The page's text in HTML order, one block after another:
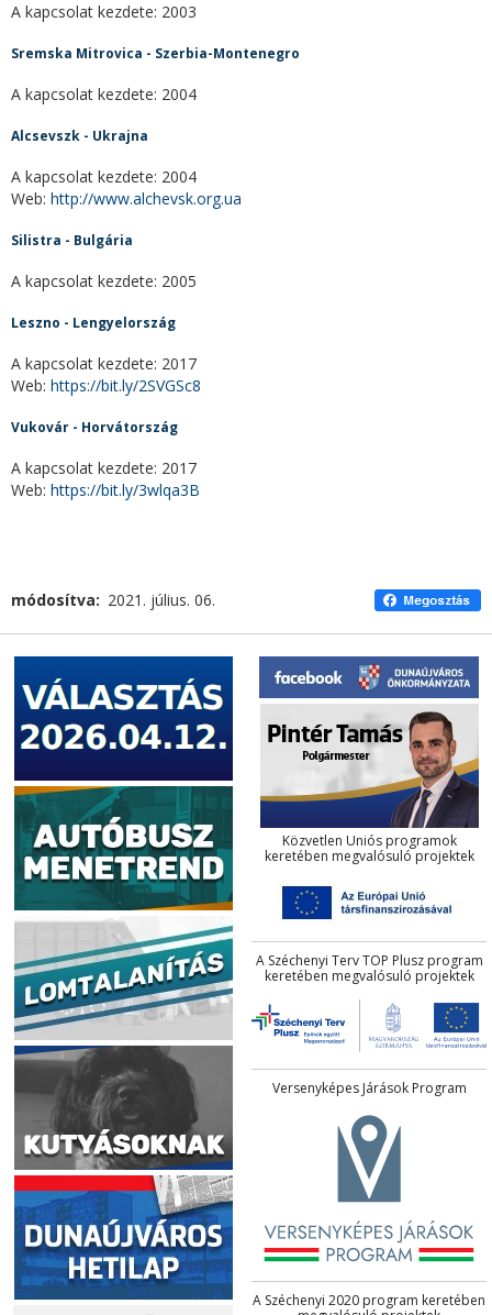
A kapcsolat kezdete: 2003
Sremska Mitrovica - Szerbia-Montenegro
A kapcsolat kezdete: 2004
Alcsevszk - Ukrajna
A kapcsolat kezdete: 2004
Web: http://www.alchevsk.org.ua
Silistra - Bulgária
A kapcsolat kezdete: 2005
Leszno - Lengyelország
A kapcsolat kezdete: 2017
Web: https://bit.ly/2SVGSc8
Vukovár - Horvátország
A kapcsolat kezdete: 2017
Web: https://bit.ly/3wlqa3B
módosítva 2021. július. 06.
Közvetlen Uniós programok
keretében megvalósuló projektek
A Széchenyi Terv TOP Plusz program
keretében megvalósuló projektek
Versenyképes Járások Program
A Széchenyi 2020 program keretében